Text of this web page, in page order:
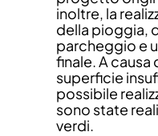
inoltre, la
della pioggia,
parcheggio e
finale. A causa
superficie
possibile
sono state
verdi.